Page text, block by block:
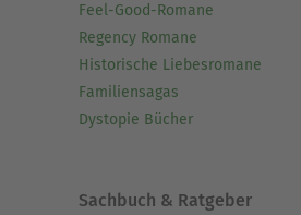
Feel-Good-Romane
Regency Romane
Historische Liebesromane
Familiensagas
Dystopie Bücher
Sachbuch & Ratgeber